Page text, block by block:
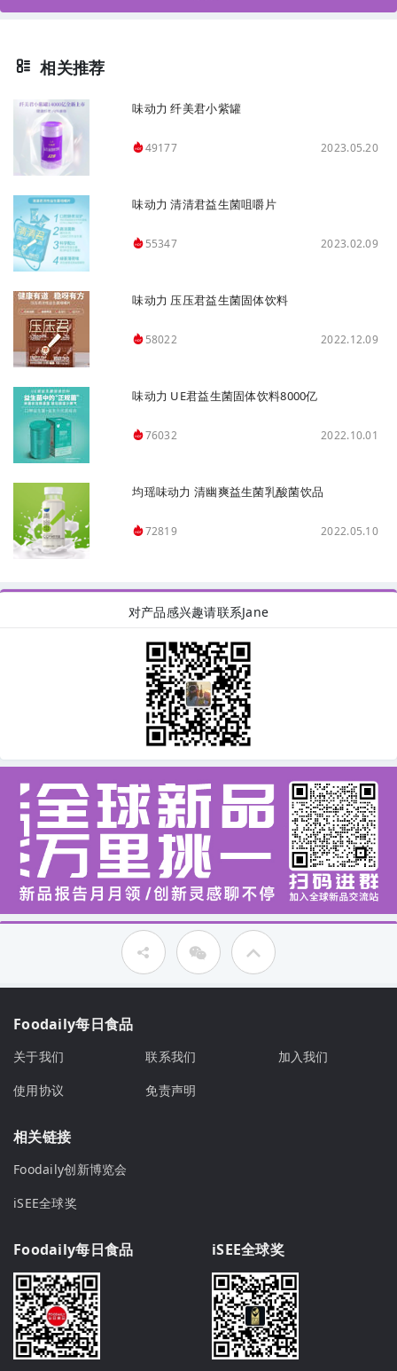
相关推荐
味动力 纤美君小紫罐
49177 2023.05.20
味动力 清清君益生菌咀嚼片
55347 2023.02.09
味动力 压压君益生菌固体饮料
58022 2022.12.09
味动力 UE君益生菌固体饮料8000亿
76032 2022.10.01
均瑶味动力 清幽爽益生菌乳酸菌饮品
72819 2022.05.10
对产品感兴趣请联系Jane
Foodaily每日食品
关于我们 联系我们
加入我们
使用协议
免责声明
相关链接
Foodaily创新博览会
iSEE全球奖
Foodaily每日食品 iSEE全球奖